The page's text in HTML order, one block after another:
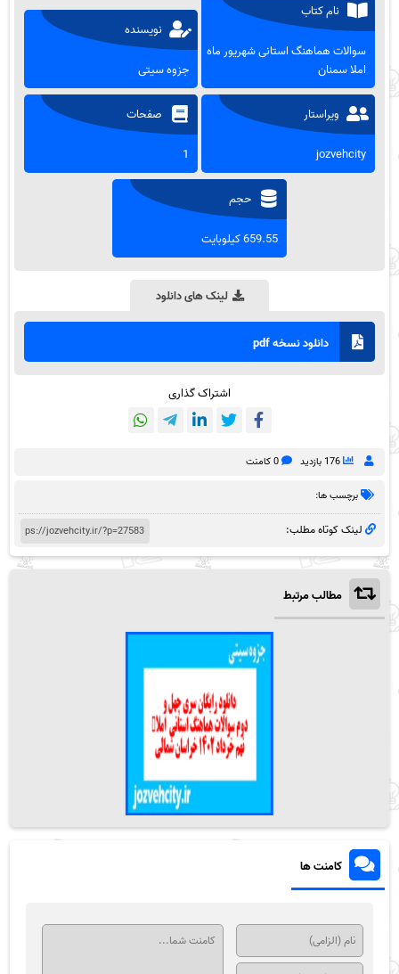
نام کتاب
سوالات هماهنگ استانی شهریور ماه
املا سمنان
نویسنده
جزوه سیتی
ویراستار
jozvehcity
صفحات
1
حجم
659.55 کیلوبایت
لینک های دانلود
دانلود نسخه pdf
اشتراک گذاری
176 بازدید 0 کامنت
برچسب ها:
لینک کوتاه مطلب:
مطالب مرتبط
کامنت ها